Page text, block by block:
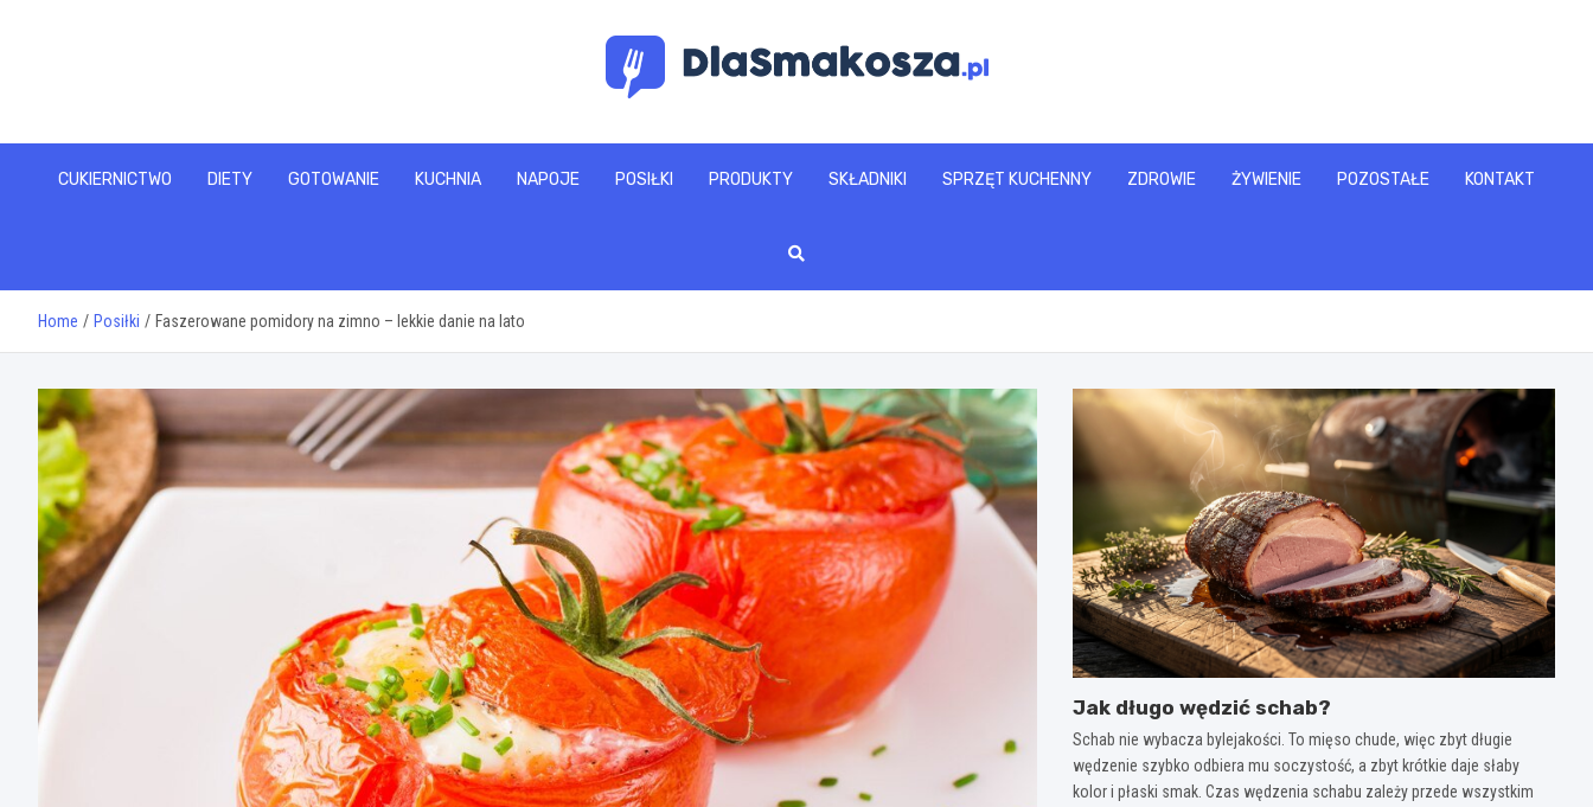
www.dlasmakosza.pl
CUKIERNICTWO DIETY GOTOWANIE KUCHNIA NAPOJE POSIŁKI PRODUKTY SKŁADNIKI SPRZĘT KUCHENNY ZDROWIE ŻYWIENIE POZOSTAŁE KONTAKT
Home Posiłki Faszerowane pomidory na zimno – lekkie danie na lato
Jak długo wędzić schab?
Schab nie wybacza bylejakości. To mięso chude, więc zbyt długie
wędzenie szybko odbiera mu soczystość, a zbyt krótkie daje słaby
kolor i płaski smak. Czas wędzenia schabu zależy przede wszystkim